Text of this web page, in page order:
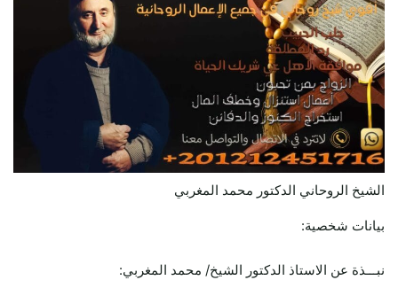
الشيخ الروحاني الدكتور محمد المغربي
بيانات شخصية:
نبـــذة عن الاستاذ الدكتور الشيخ/ محمد المغربي: